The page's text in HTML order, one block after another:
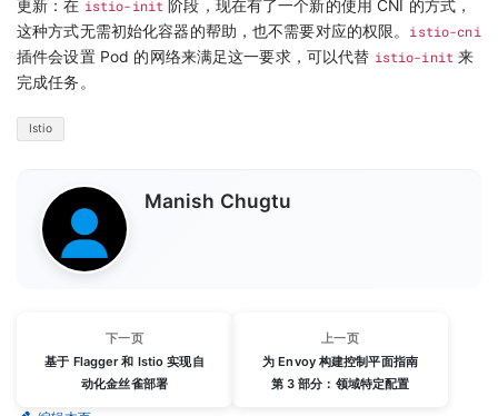
更新：在 istio-init 阶段，现在有了一个新的使用 CNI 的方式，
这种方式无需初始化容器的帮助，也不需要对应的权限。 istio-cni
插件会设置 Pod 的网络来满足这一要求，可以代替 istio-init 来
完成任务。
Istio
Manish Chugtu
下一页
基于 Flagger 和 Istio 实现自
动化金丝雀部署
上一页
为 Envoy 构建控制平面指南
第 3 部分：领域特定配置